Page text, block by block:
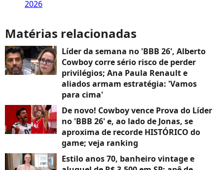
2026
Matérias relacionadas
Líder da semana no 'BBB 26', Alberto
Cowboy corre sério risco de perder
privilégios; Ana Paula Renault e
aliados armam estratégia: 'Vamos
para cima'
De novo! Cowboy vence Prova do Líder
no 'BBB 26' e, ao lado de Jonas, se
aproxima de recorde HISTÓRICO do
game; veja ranking
Estilo anos 70, banheiro vintage e